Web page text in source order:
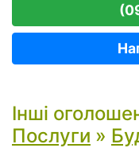
Інші
Послуги »